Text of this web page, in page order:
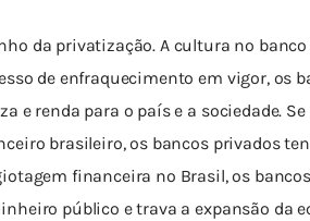
da privatização. A cultura no banco
de enfraquecimento em vigor, os
e renda para o país e a sociedade. Se
brasileiro, os bancos privados
financeira no Brasil, os
público e trava a expansão da